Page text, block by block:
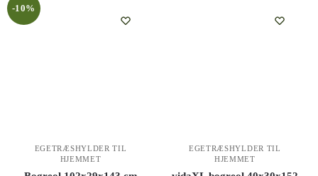
-10%
EGETRÆSHYLDER TIL
HJEMMET
EGETRÆSHYLDER TIL
HJEMMET